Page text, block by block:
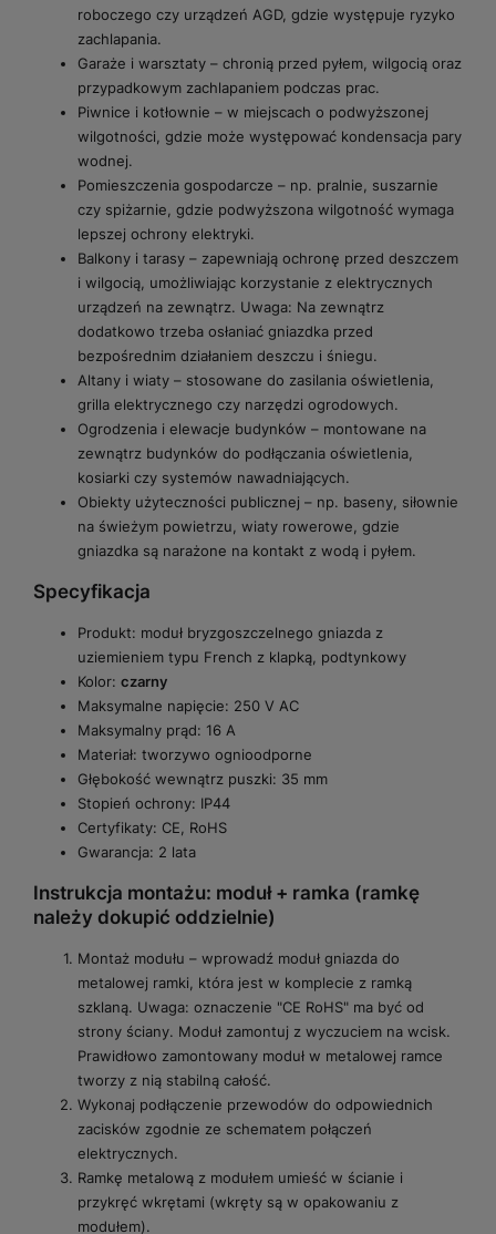
roboczego czy urządzeń AGD, gdzie występuje ryzyko
zachlapania.
Garaże i warsztaty – chronią przed pyłem, wilgocią oraz
przypadkowym zachlapaniem podczas prac.
Piwnice i kotłownie – w miejscach o podwyższonej
wilgotności, gdzie może występować kondensacja pary
wodnej.
Pomieszczenia gospodarcze – np. pralnie, suszarnie
czy spiżarnie, gdzie podwyższona wilgotność wymaga
lepszej ochrony elektryki.
Balkony i tarasy – zapewniają ochronę przed deszczem
i wilgocią, umożliwiając korzystanie z elektrycznych
urządzeń na zewnątrz. Uwaga: Na zewnątrz
dodatkowo trzeba osłaniać gniazdka przed
bezpośrednim działaniem deszczu i śniegu.
Altany i wiaty – stosowane do zasilania oświetlenia,
grilla elektrycznego czy narzędzi ogrodowych.
Ogrodzenia i elewacje budynków – montowane na
zewnątrz budynków do podłączania oświetlenia,
kosiarki czy systemów nawadniających.
Obiekty użyteczności publicznej – np. baseny, siłownie
na świeżym powietrzu, wiaty rowerowe, gdzie
gniazdka są narażone na kontakt z wodą i pyłem.
Specyfikacja
Produkt: moduł bryzgoszczelnego gniazda z
uziemieniem typu French z klapką, podtynkowy
Kolor: czarny
Maksymalne napięcie: 250 V AC
Maksymalny prąd: 16 A
Materiał: tworzywo ognioodporne
Głębokość wewnątrz puszki: 35 mm
Stopień ochrony: IP44
Certyfikaty: CE, RoHS
Gwarancja: 2 lata
Instrukcja montażu: moduł + ramka (ramkę
należy dokupić oddzielnie)
Montaż modułu – wprowadź moduł gniazda do
metalowej ramki, która jest w komplecie z ramką
szklaną. Uwaga: oznaczenie "CE RoHS" ma być od
strony ściany. Moduł zamontuj z wyczuciem na wcisk.
Prawidłowo zamontowany moduł w metalowej ramce
tworzy z nią stabilną całość.
Wykonaj podłączenie przewodów do odpowiednich
zacisków zgodnie ze schematem połączeń
elektrycznych.
Ramkę metalową z modułem umieść w ścianie i
przykręć wkrętami (wkręty są w opakowaniu z
modułem).